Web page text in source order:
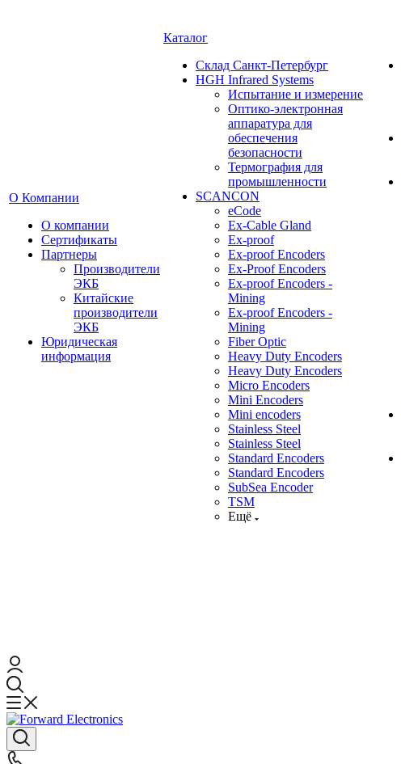
О Компании
О компании
Сертификаты
Партнеры
Производители
ЭКБ
Китайские
производители
ЭКБ
Юридическая
информация
Каталог
Cклад Санкт-Петербург
HGH Infrared Systems
Испытание и измерение
Оптико-электронная
аппаратура для
обеспечения
безопасности
Термография для
промышленности
SCANCON
eCode
Ex-Cable Gland
Ex-proof
Ex-proof Encoders
Ex-Proof Encoders
Ex-proof Encoders -
Mining
Ex-proof Encoders -
Mining
Fiber Optic
Heavy Duty Encoders
Heavy Duty Encoders
Micro Encoders
Mini Encoders
Mini encoders
Stainless Steel
Stainless Steel
Standard Encoders
Standard Encoders
SubSea Encoder
TSM
Ещё